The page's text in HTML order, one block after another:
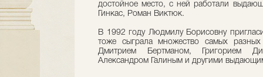
достойное место, с ней работали
Гинкас, Роман Виктюк.
В 1992 году Людмилу Борисовну
тоже сыграла множество самых
Дмитрием Бертманом, Григорием
Александром Галиным и другими